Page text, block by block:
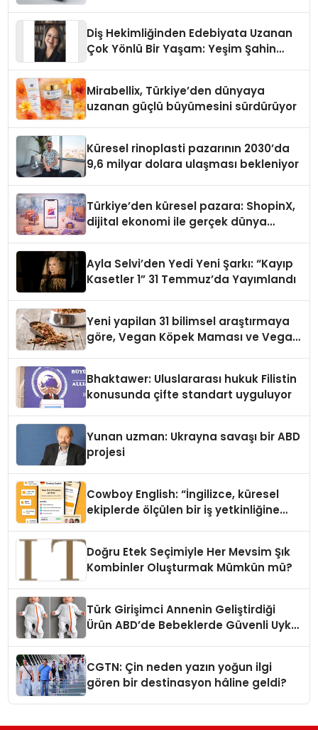
Diş Hekimliğinden Edebiyata Uzanan
Çok Yönlü Bir Yaşam: Yeşim Şahin
Mirabellix, Türkiye’den dünyaya
uzanan güçlü büyümesini sürdürüyor
Küresel rinoplasti pazarının 2030’da
9,6 milyar dolara ulaşması bekleniyor
Türkiye’den küresel pazara: ShopinX,
dijital ekonomi ile gerçek dünya
Ayla Selvi’den Yedi Yeni Şarkı: “Kayıp
Kasetler 1” 31 Temmuz’da Yayımlandı
Yeni yapilan 31 bilimsel araştırmaya
göre, Vegan Köpek Maması ve Vegan
Bhaktawer: Uluslararası hukuk Filistin
konusunda çifte standart uyguluyor
Yunan uzman: Ukrayna savaşı bir ABD
projesi
Cowboy English: “İngilizce, küresel
ekiplerde ölçülen bir iş yetkinliğine
Doğru Etek Seçimiyle Her Mevsim Şık
Kombinler Oluşturmak Mümkün mü?
Türk Girişimci Annenin Geliştirdiği
Ürün ABD’de Bebeklerde Güvenli Uyku
CGTN: Çin neden yazın yoğun ilgi
gören bir destinasyon hâline geldi?